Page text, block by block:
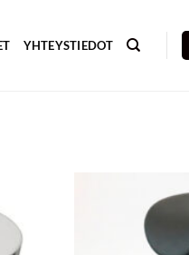
YHTEYSTIEDOT